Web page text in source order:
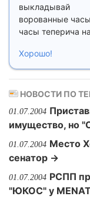
выкладывай
ворованные
часы теперича
Хорошо!
НОВОСТИ ПО
01.07.2004
имущество, но
01.07.2004 Место
сенатор →
01.07.2004 РСПП
"ЮКОС" у